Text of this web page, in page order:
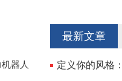
器人
最新文章